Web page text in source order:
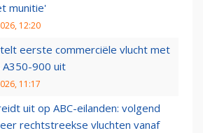
munitie'
12:20
eerste commerciële vlucht met
A350-900 uit
11:17
uit op ABC-eilanden: volgend
rechtstreekse vluchten vanaf